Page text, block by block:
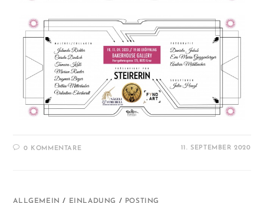
0 KOMMENTARE 11. SEPTEMBER 2020
ALLGEMEIN / EINLADUNG / POSTING